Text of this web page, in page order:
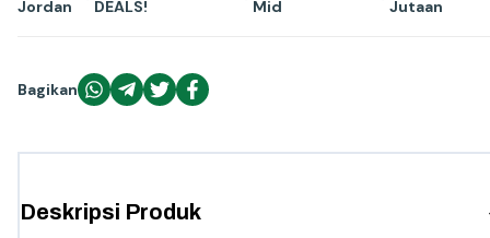
Jordan
DEALS!
Mid
Jutaan
Bagikan
Deskripsi Produk